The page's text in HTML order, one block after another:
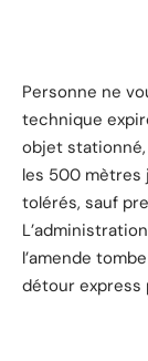
Personne ne
technique
objet
les 500 mètres
tolérés, sauf
l’amende
détour express